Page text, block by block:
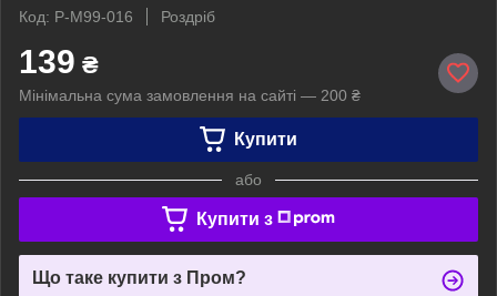
Код: P-M99-016
Роздріб
139 ₴
Мінімальна сума замовлення на сайті — 200 ₴
Купити
або
Купити з
Що таке купити з Пром?